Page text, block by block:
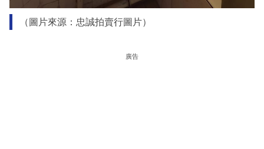
（圖片來源：忠誠拍賣行圖片）
廣告